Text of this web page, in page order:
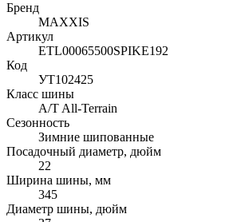
Бренд
MAXXIS
Артикул
ETL00065500SPIKE192
Код
УТ102425
Класс шины
A/T All-Terrain
Сезонность
Зимние шипованные
Посадочный диаметр, дюйм
22
Ширина шины, мм
345
Диаметр шины, дюйм